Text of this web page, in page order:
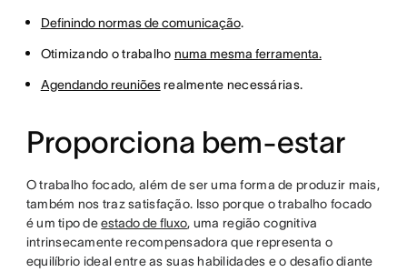
Definindo normas de comunicação.
Otimizando o trabalho numa mesma ferramenta.
Agendando reuniõesrealmente necessárias.
Proporciona bem-estar
O trabalho focado, além de ser uma forma de produzir mais,
também nos traz satisfação. Isso porque o trabalho focado
é um tipo deestado de fluxo, uma região cognitiva
intrinsecamente recompensadora que representa o
equilíbrio ideal entre as suas habilidades e o desafio diante